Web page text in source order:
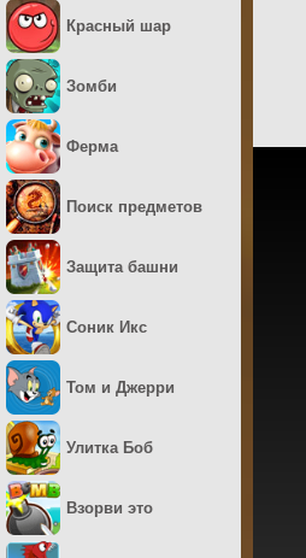
Красный шар
Зомби
Ферма
Поиск предметов
Защита башни
Соник Икс
Том и Джерри
Улитка Боб
Взорви это